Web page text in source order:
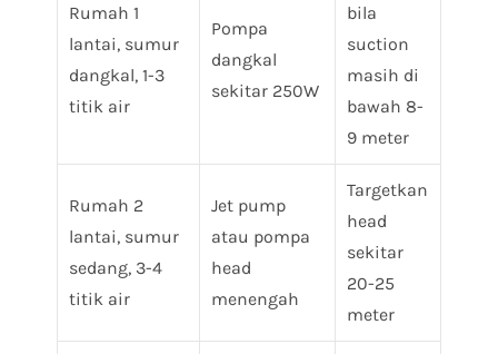
Rumah 1
lantai, sumur
dangkal, 1-3
titik air
Pompa
dangkal
sekitar 250W
bila
suction
masih di
bawah 8-
9 meter
Rumah 2
lantai, sumur
sedang, 3-4
titik air
Jet pump
atau pompa
head
menengah
Targetkan
head
sekitar
20-25
meter